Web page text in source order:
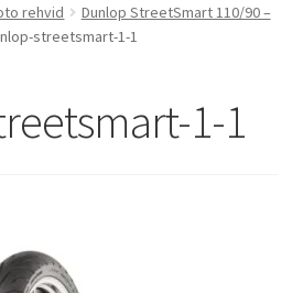
Ava
Ava
rehvid
Dunlop StreetSmart 110/90 –
streetsmart-1-1
1-1